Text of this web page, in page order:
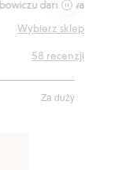
dostawa od
Wybierz sklep
Za duży
58 recenzji